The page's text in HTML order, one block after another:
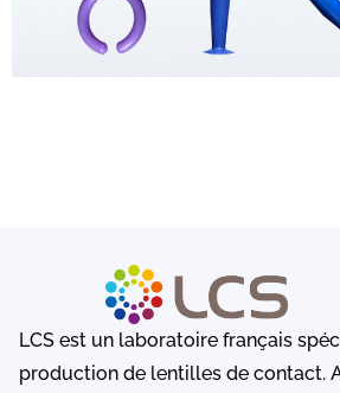
LCS est un laboratoire français
production de lentilles de contact.